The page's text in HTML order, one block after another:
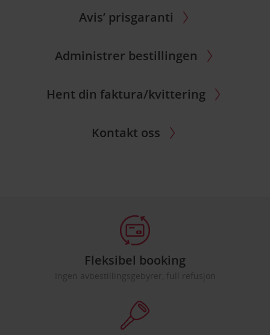
Avis’ prisgaranti
Administrer bestillingen
Hent din faktura/kvittering
Kontakt oss
Fleksibel booking
Ingen avbestillingsgebyrer, full refusjon